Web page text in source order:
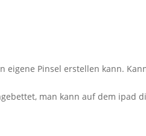
eigene Pinsel erstellen kann.
man kann auf dem ipad